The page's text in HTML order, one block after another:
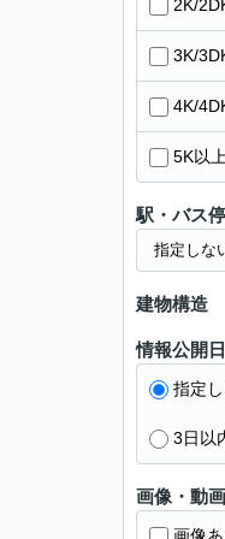
2K/
3K/
4K/
5K以上
駅・バス
建物構造
情報公開日
指定
3日以
画像・動